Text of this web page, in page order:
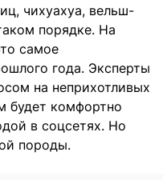
чихуахуа, вельш-
порядке. На
самое
года. Эксперты
на неприхотливых
будет комфортно
в соцсетях. Но
породы.